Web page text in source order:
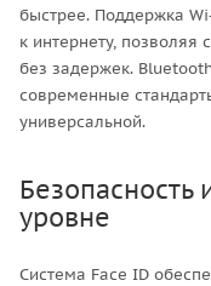
быстрее. Поддержка
к интернету, позволяя
без задержек.
современные
универсальной.
Безопасность
уровне
Система Face ID